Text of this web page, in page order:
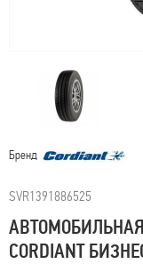
Бренд
SVR1391886525
CORDIANT